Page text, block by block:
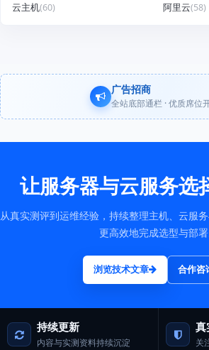
云主机(60) 阿里云(58)
广告招商
全站底部通栏 · 优质席位
让服务器与云服务选
从真实测评到运维经验，持续整理主机、云服
更高效地完成选型与部署
浏览技术文章 合作咨
持续更新
内容与实测资料持续沉淀
真
关